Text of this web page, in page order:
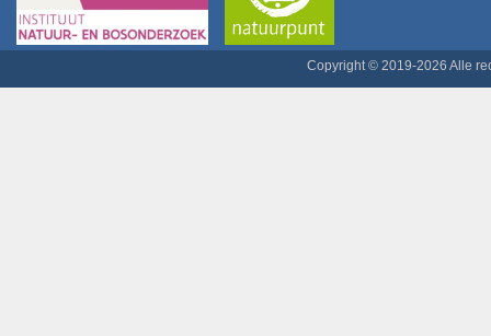
Copyright © 2019-2026 Alle